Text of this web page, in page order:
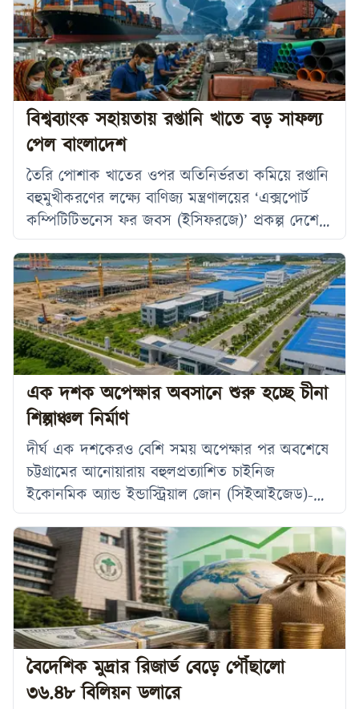
ঊর্ধ্বমুখী হয়েছে। সোমবার (৩ আগস্ট) লেনদেনের
শুরুতেই আন্তর্জাতিক বাজারে স্পট গোল্ডের দাম শূন্য
দশমিক ৪ শতাংশ বেড়ে প্রতি আউন্স ৪ হাজার ৫৫
দশমিক ৭৬ ডলারে পৌঁছায়। একই দিনে
বিশ্বব্যাংক সহায়তায় রপ্তানি খাতে বড় সাফল্য
পেল বাংলাদেশ
তৈরি পোশাক খাতের ওপর অতিনির্ভরতা কমিয়ে রপ্তানি
বহুমুখীকরণের লক্ষ্যে বাণিজ্য মন্ত্রণালয়ের ‘এক্সপোর্ট
কম্পিটিটিভনেস ফর জবস (ইসিফরজে)’ প্রকল্প দেশের
অন্যতম সফল শিল্পোন্নয়ন উদ্যোগ হিসেবে স্বীকৃতি
পেয়েছে। বিশ্বব্যাংকের আন্তর্জাতিক উন্নয়ন সংস্থার
অর্থায়নে ২০১৭ সালের জুলাইয়ে শুরু হওয়া এই
প্রকল্পের মাধ্যমে চামড়া ও চামড়াজাত পণ্য, পাদুকা,
প্লাস্টিক এবং লাইট ইঞ্জিনিয়ারিং খাতের প্রতিযোগিতা
সক্ষমতা উল্লেখযোগ্যভাবে বৃদ্ধি পেয়েছে। একই সঙ্গে
প্রায় ১ লাখ ৮০ হাজার
এক দশক অপেক্ষার অবসানে শুরু হচ্ছে চীনা
শিল্পাঞ্চল নির্মাণ
দীর্ঘ এক দশকেরও বেশি সময় অপেক্ষার পর অবশেষে
চট্টগ্রামের আনোয়ারায় বহুলপ্রত্যাশিত চাইনিজ
ইকোনমিক অ্যান্ড ইন্ডাস্ট্রিয়াল জোন (সিইআইজেড)-এর
নির্মাণকাজ আগামীকাল সোমবার আনুষ্ঠানিকভাবে শুরু
হচ্ছে। প্রায় ৮০০ একর জমির ওপর সরকার-টু-সরকার
উদ্যোগে বাস্তবায়িত এই প্রকল্পকে বাংলাদেশ ও চীনের
অর্থনৈতিক সহযোগিতার অন্যতম গুরুত্বপূর্ণ মাইলফলক
হিসেবে বিবেচনা করা হচ্ছে। কর্তৃপক্ষের আশা, এ
প্রকল্পে প্রায় ৫০০ মিলিয়ন ডলার প্রত্যক্ষ বিদেশি
বিনিয়োগ আসবে এবং এক লাখেরও
বৈদেশিক মুদ্রার রিজার্ভ বেড়ে পৌঁছালো
৩৬.৪৮ বিলিয়ন ডলারে